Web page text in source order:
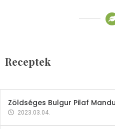
Receptek
2023.03.06.
Zöldséges Bulgur Pilaf
2023.03.04.